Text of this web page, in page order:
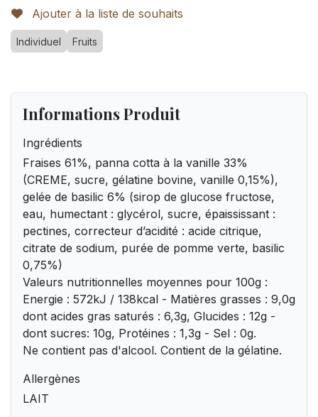
Ajouter à la liste de souhaits
Individuel Fruits
Informations Produit
Ingrédients
Fraises 61%, panna cotta à la vanille 33%
(CREME, sucre, gélatine bovine, vanille 0,15%),
gelée de basilic 6% (sirop de glucose fructose,
eau, humectant : glycérol, sucre, épaississant :
pectines, correcteur d’acidité : acide citrique,
citrate de sodium, purée de pomme verte, basilic
0,75%)
Valeurs nutritionnelles moyennes pour 100g :
Energie : 572kJ / 138kcal - Matières grasses : 9,0g
dont acides gras saturés : 6,3g, Glucides : 12g -
dont sucres: 10g, Protéines : 1,3g - Sel : 0g.
Ne contient pas d'alcool. Contient de la gélatine.
Allergènes
LAIT